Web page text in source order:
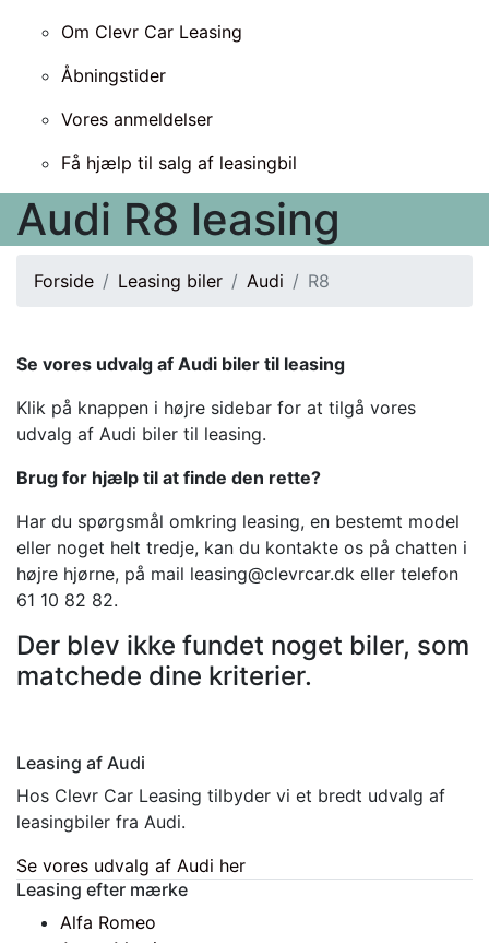
Om Clevr Car Leasing
Åbningstider
Vores anmeldelser
Få hjælp til salg af leasingbil
Audi R8 leasing
Forside Leasing biler Audi R8
Se vores udvalg af Audi biler til leasing
Klik på knappen i højre sidebar for at tilgå vores
udvalg af Audi biler til leasing.
Brug for hjælp til at finde den rette?
Har du spørgsmål omkring leasing, en bestemt model
eller noget helt tredje, kan du kontakte os på chatten i
højre hjørne, på mail leasing@clevrcar.dk eller telefon
61 10 82 82.
Der blev ikke fundet noget biler, som
matchede dine kriterier.
Leasing af Audi
Hos Clevr Car Leasing tilbyder vi et bredt udvalg af
leasingbiler fra Audi.
Se vores udvalg af Audi her
Leasing efter mærke
Alfa Romeo